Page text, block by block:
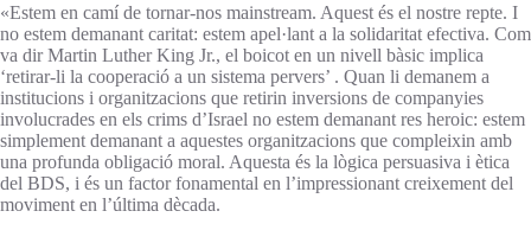
«Estem en camí de tornar-nos mainstream. Aquest és el nostre repte. I
no estem demanant caritat: estem apel·lant a la solidaritat efectiva. Com
va dir Martin Luther King Jr., el boicot en un nivell bàsic implica
‘retirar-li la cooperació a un sistema pervers’ . Quan li demanem a
institucions i organitzacions que retirin inversions de companyies
involucrades en els crims d’Israel no estem demanant res heroic: estem
simplement demanant a aquestes organitzacions que compleixin amb
una profunda obligació moral. Aquesta és la lògica persuasiva i ètica
del BDS, i és un factor fonamental en l’impressionant creixement del
moviment en l’última dècada.